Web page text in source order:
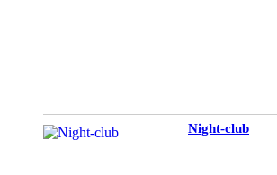
Night-club